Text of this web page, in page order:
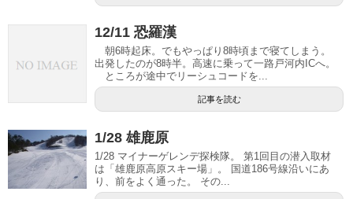
12/11 恐羅漢
朝6時起床。でもやっぱり8時頃まで寝てしまう。
出発したのが8時半。高速に乗って一路戸河内ICへ。
ところが途中でリーシュコードを...
記事を読む
1/28 雄鹿原
1/28 マイナーゲレンデ探検隊。 第1回目の潜入取材
は「雄鹿原高原スキー場」。 国道186号線沿いにあ
り、前をよく通った。 その...